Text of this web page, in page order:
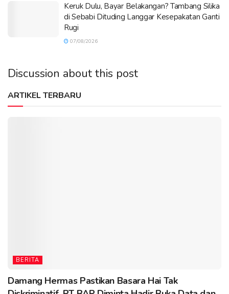
Keruk Dulu, Bayar Belakangan? Tambang Silika
di Sebabi Dituding Langgar Kesepakatan Ganti
Rugi
07/08/2026
Discussion about this post
ARTIKEL TERBARU
BERITA
Damang Hermas Pastikan Basara Hai Tak